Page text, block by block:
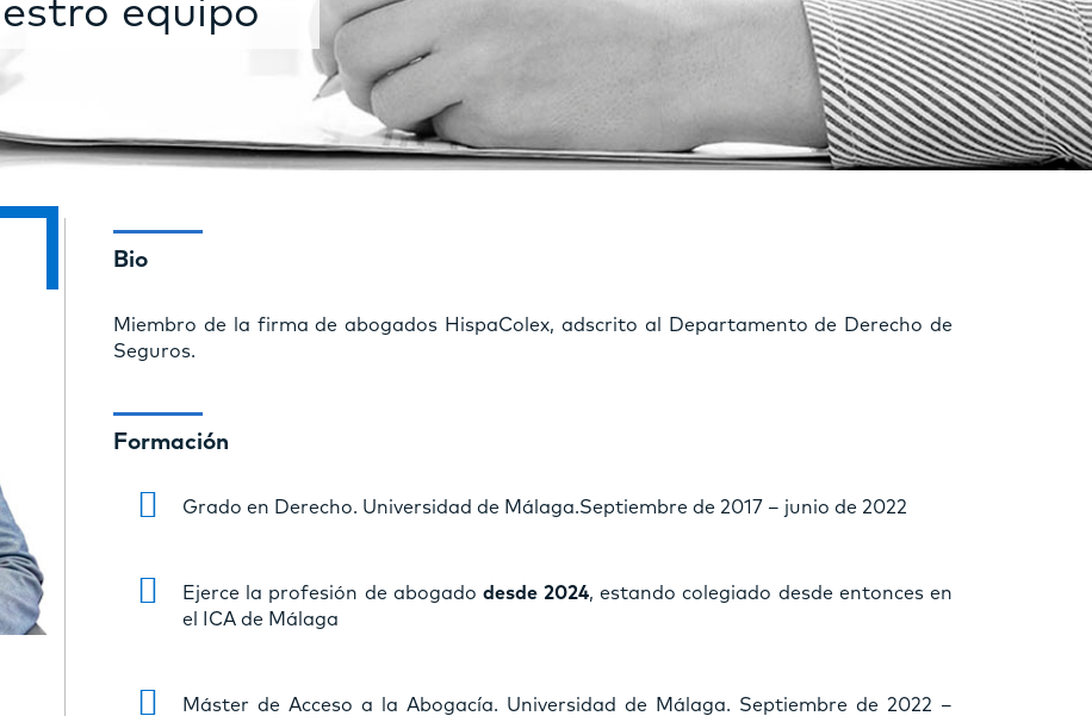
equipo
Bio
Miembro de la firma de abogados HispaColex, adscrito al Departamento de Derecho de
Seguros.
Formación
Grado en Derecho. Universidad de Málaga.Septiembre de 2017 – junio de 2022
Ejerce la profesión de abogado desde 2024, estando colegiado desde entonces en
el ICA de Málaga
Máster de Acceso a la Abogacía. Universidad de Málaga. Septiembre de 2022 –